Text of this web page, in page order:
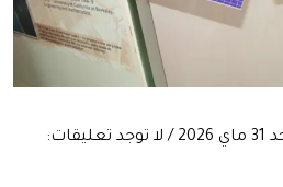
تعليقات: